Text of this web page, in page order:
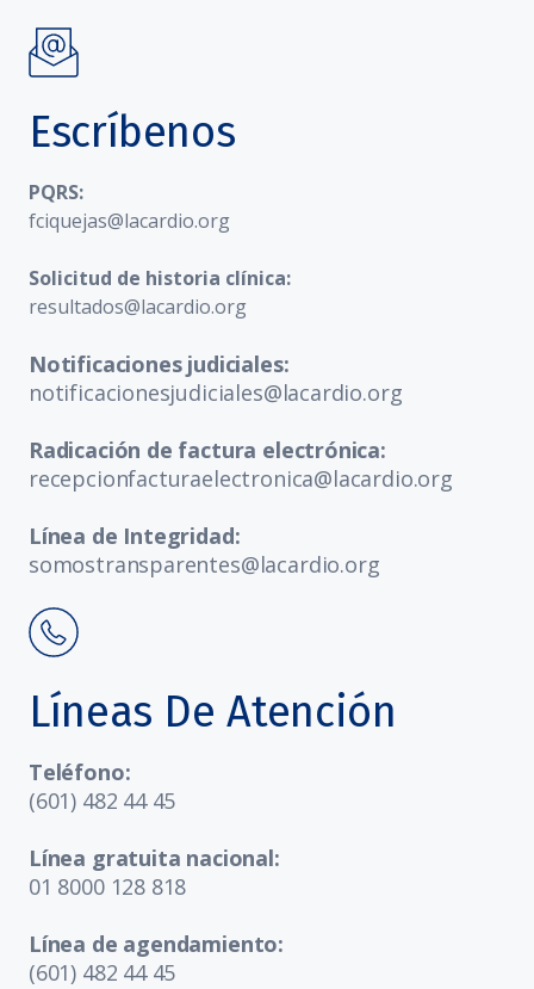
Escríbenos
PQRS:
fciquejas@lacardio.org
Solicitud de historia clínica:
resultados@lacardio.org
Notificaciones judiciales:
notificacionesjudiciales@lacardio.org
Radicación de factura electrónica:
recepcionfacturaelectronica@lacardio.org
Línea de Integridad:
somostransparentes@lacardio.org
Líneas De Atención
Teléfono:
(601) 482 44 45
Línea gratuita nacional:
01 8000 128 818
Línea de agendamiento:
(601) 482 44 45